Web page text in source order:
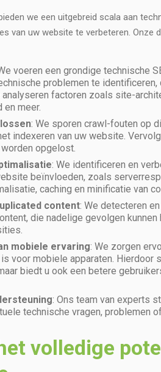
we een uitgebreid scala aan
van uw website te verbeteren. Onze
voeren een grondige technische
problemen te
factoren zoals site-
en meer.
: We sporen crawl-fouten op
indexeren van uw website.
opgelost.
: We identificeren en
beïnvloeden, zoals
caching en minificatie van
content: We detecteren
die nadelige gevolgen kunnen
mobiele ervaring: We zorgen
voor mobiele apparaten. Hierdoor
biedt u ook een betere
: Ons team van experts
technische vragen, problemen
volledige